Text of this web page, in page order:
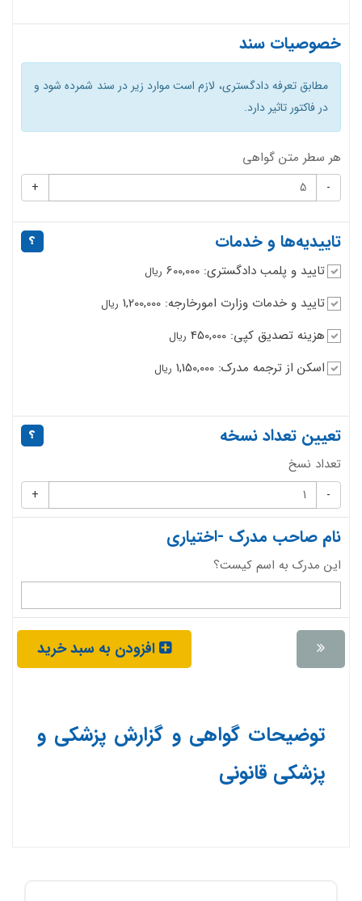
خصوصیات سند
مطابق تعرفه دادگستری، لازم است موارد زیر در سند شمرده شود و
در فاکتور تاثیر دارد.
هر سطر متن گواهی
-
+
تاییدیه‌ها و خدمات
تایید و پلمب دادگستری: 600,000 ریال
تایید و خدمات وزارت امورخارجه: 1,200,000 ریال
هزینه تصدیق کپی: 450,000 ریال
اسکن از ترجمه مدرک: 1,150,000 ریال
تعیین تعداد نسخه
تعداد نسخ
-
+
نام صاحب مدرک -اختیاری
این مدرک به اسم کیست؟
افزودن به سبد خرید
توضیحات گواهی و گزارش پزشکی و
پزشکی قانونی